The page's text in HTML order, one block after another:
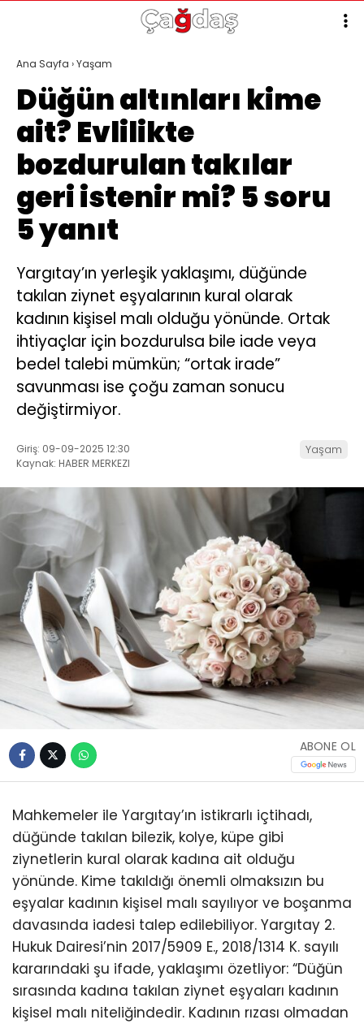
Ana Sayfa ›Yaşam
Düğün altınları kime
ait? Evlilikte
bozdurulan takılar
geri istenir mi? 5 soru
5 yanıt
Yargıtay’ın yerleşik yaklaşımı, düğünde
takılan ziynet eşyalarının kural olarak
kadının kişisel malı olduğu yönünde. Ortak
ihtiyaçlar için bozdurulsa bile iade veya
bedel talebi mümkün; “ortak irade”
savunması ise çoğu zaman sonucu
değiştirmiyor.
Giriş: 09-09-2025 12:30
Kaynak: HABER MERKEZI
Yaşam
ABONE OL
Mahkemeler ile Yargıtay’ın istikrarlı içtihadı,
düğünde takılan bilezik, kolye, küpe gibi
ziynetlerin kural olarak kadına ait olduğu
yönünde. Kime takıldığı önemli olmaksızın bu
eşyalar kadının kişisel malı sayılıyor ve boşanma
davasında iadesi talep edilebiliyor. Yargıtay 2.
Hukuk Dairesi’nin 2017/5909 E., 2018/1314 K. sayılı
kararındaki şu ifade, yaklaşımı özetliyor: “Düğün
sırasında kadına takılan ziynet eşyaları kadının
kişisel malı niteliğindedir. Kadının rızası olmadan